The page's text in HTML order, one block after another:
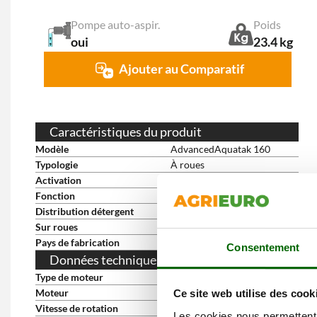
Consentement
Ce site web utilise des
Pompe auto-aspir.
oui
Poids
23.4 kg
Ajouter au Comparatif
Caractéristiques du produit
Modèle
AdvancedAquatak 160
Typologie
À roues
Activation
Fonction
À eau froide
Distribution détergent
à basse pression
Sur roues
oui
Pays de fabrication
Données techniques du moteur
Type de moteur
Moteur
à induction
Vitesse de rotation